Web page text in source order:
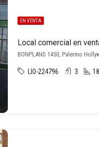
EN VENTA
BONPLAND 1450, Palermo
LIO-224796 3